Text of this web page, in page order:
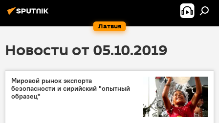
Латвия
Новости от 05.10.2019
Мировой рынок экспорта
безопасности и сирийский "опытный
образец"